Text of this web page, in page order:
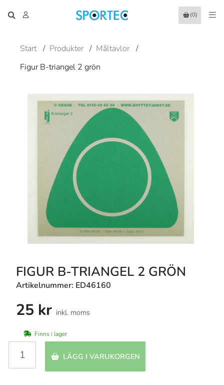
(0)
Start / Produkter / Måltavlor /
Figur B-triangel 2 grön
FIGUR B-TRIANGEL 2 GRÖN
Artikelnummer: ED46160
25 kr inkl. moms
Finns i lager
LÄGG I VARUKORGEN